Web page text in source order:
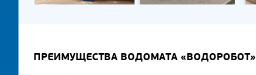
ПРЕИМУЩЕСТВА ВОДОМАТА «ВОДОРОБОТ»